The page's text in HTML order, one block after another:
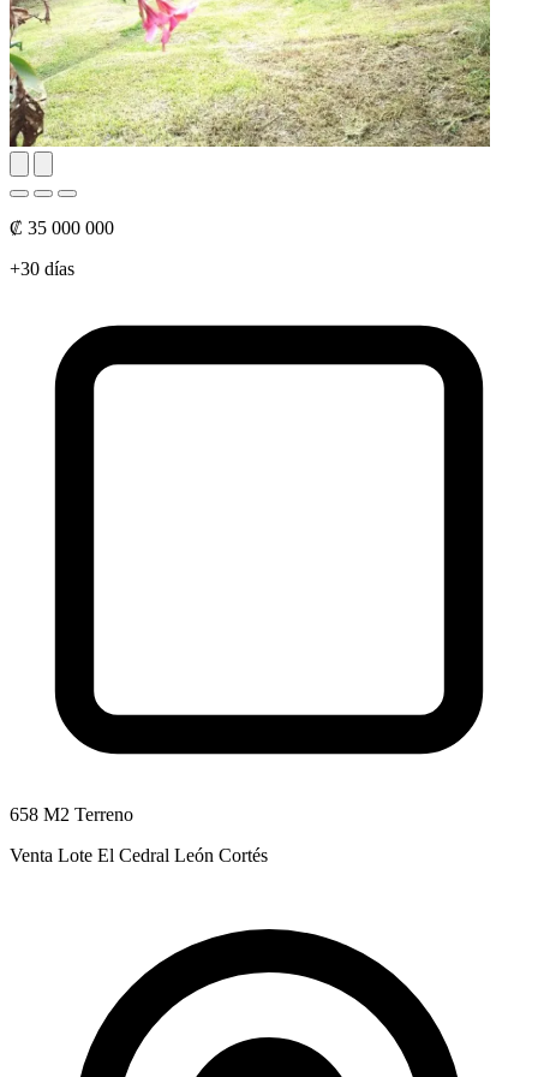
₡ 35 000 000
+30 días
658 M2 Terreno
Venta Lote El Cedral León Cortés